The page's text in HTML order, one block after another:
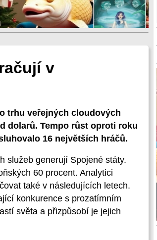
v
trhu veřejných cloudových
dolarů. Tempo růst oproti roku
16 největších hráčů.
služeb generují Spojené státy.
60 procent. Analytici
také v následujících letech.
konkurence s prozatímním
světa a přizpůsobí je jejich